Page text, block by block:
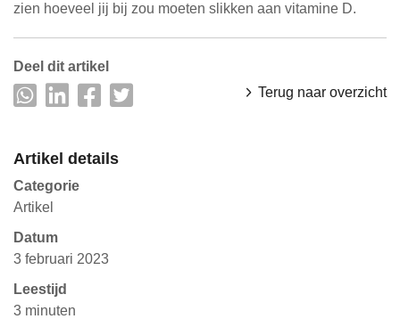
zien hoeveel jij bij zou moeten slikken aan vitamine D.
Deel dit artikel
Terug naar overzicht
Artikel details
Categorie
Artikel
Datum
3 februari 2023
Leestijd
3 minuten